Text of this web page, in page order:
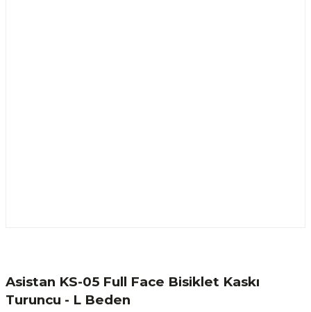
Asistan KS-05 Full Face Bisiklet Kaskı
Turuncu - L Beden